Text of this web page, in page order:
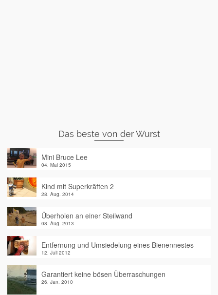
Das beste von der Wurst
Mini Bruce Lee
04. Mai 2015
Kind mit Superkräften 2
28. Aug. 2014
Überholen an einer Steilwand
08. Aug. 2013
Entfernung und Umsiedelung eines Bienennestes
12. Juli 2012
Garantiert keine bösen Überraschungen
26. Jan. 2010